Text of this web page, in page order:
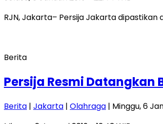
RJN, Jakarta– Persija Jakarta dipastikan
Berita
Persija Resmi Datangkan
Berita | Jakarta | Olahraga | Minggu, 6